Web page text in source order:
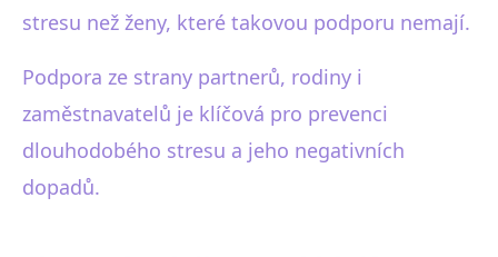
stresu než ženy, které takovou podporu nemají.
Podpora ze strany partnerů, rodiny i
zaměstnavatelů je klíčová pro prevenci
dlouhodobého stresu a jeho negativních
dopadů.